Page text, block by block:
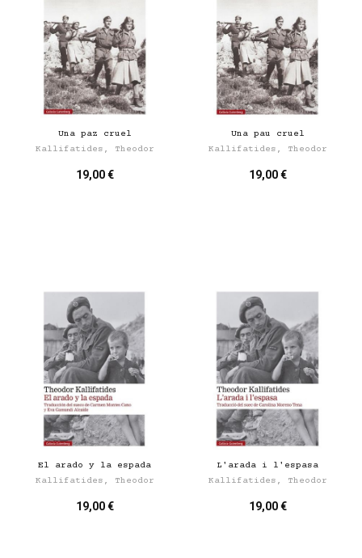
Una paz cruel
Kallifatides, Theodor
19,00 €
Una pau cruel
Kallifatides, Theodor
19,00 €
El arado y la espada
Kallifatides, Theodor
19,00 €
L'arada i l'espasa
Kallifatides, Theodor
19,00 €